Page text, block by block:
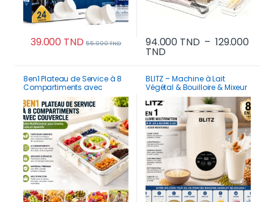
39.000 TND 55.000TND 94.000 TND – 129.000
TNDPlage de prix : 94.000
8en1 Plateau de Service à 8
Compartiments avec
Couvercle – Boîte
Multifonction pour Snacks,
Fruits et Apéritifs
BLITZ – Machine à Lait
Végétal & Bouilloire & Mixeur
8en1 – 1,2 L, Prépare Lait
d’Amande, Avoine, Soja, Jus,
Smoothies, Soupes,
Nettoyage Automatique